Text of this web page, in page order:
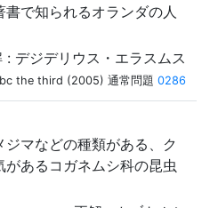
で知られるオランダの人
: デジデリウス・エラスムス
the third (2005) 通常問題 0286
マなどの種類がある、ク
あるコガネムシ科の昆虫